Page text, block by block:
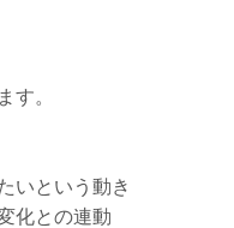
す。
いという動き
化との連動